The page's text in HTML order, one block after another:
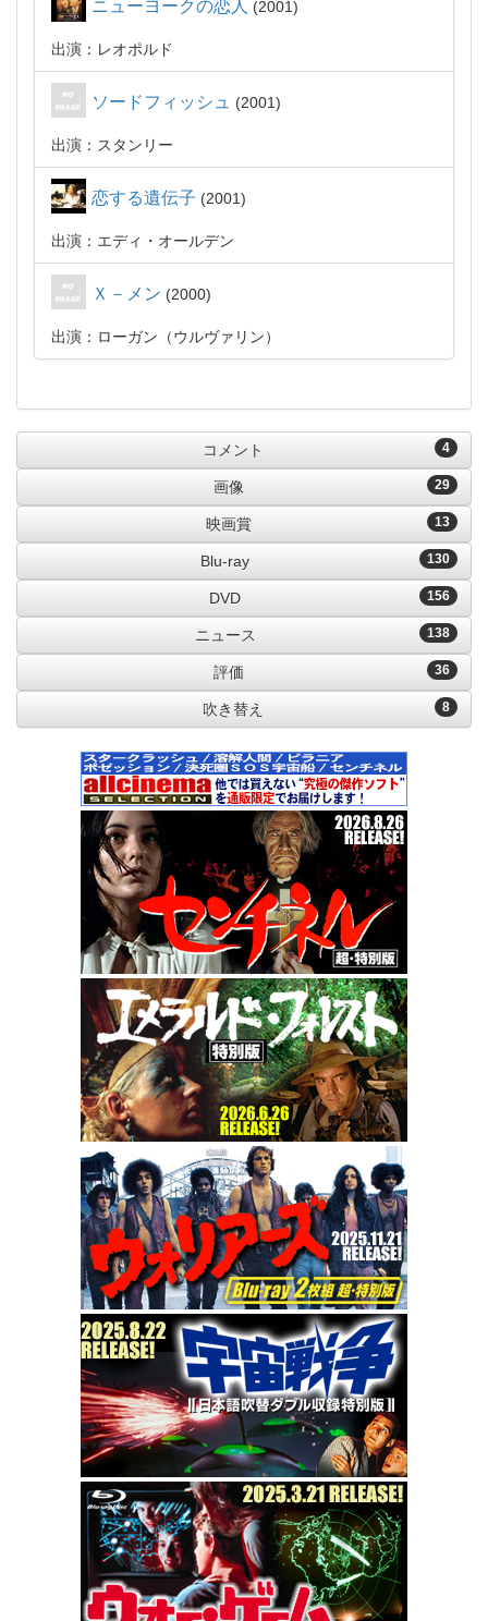
ニューヨークの恋人 2001
出演：レオポルド
ソードフィッシュ 2001
出演：スタンリー
恋する遺伝子 2001
出演：エディ・オールデン
Ｘ－メン 2000
出演：ローガン（ウルヴァリン）
4
コメント
29
画像
13
映画賞
130
Blu-ray
156
DVD
138
ニュース
36
評価
8
吹き替え